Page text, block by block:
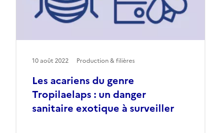
Les acariens du genre
Tropilaelaps : un danger
sanitaire exotique à surveiller
10 août 2022 Production & filières